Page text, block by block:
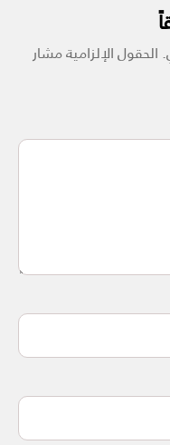
الحقول الإلزامية مشار